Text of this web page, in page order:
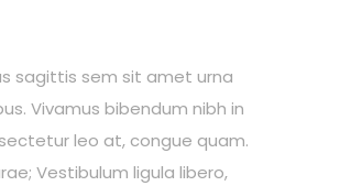
sagittis sem sit amet urna
Vivamus bibendum nibh in
leo at, congue quam.
Vestibulum ligula libero,